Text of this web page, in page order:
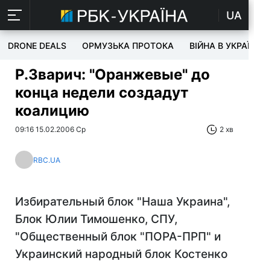
UA
DRONE DEALS ОРМУЗЬКА ПРОТОКА ВІЙНА В УКРАЇНІ
Р.Зварич: "Оранжевые" до
конца недели создадут
коалицию
09:16 15.02.2006 Ср 2 хв
RBC.UA
Избирательный блок "Наша Украина",
Блок Юлии Тимошенко, СПУ,
"Общественный блок "ПОРА-ПРП" и
Украинский народный блок Костенко